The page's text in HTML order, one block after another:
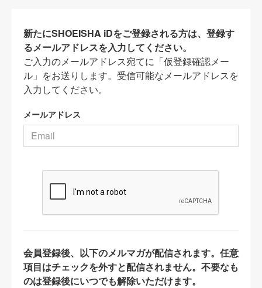
新たにSHOEISHA iDをご登録される方は、登録す
るメールアドレスを入力してください。
ご入力のメールアドレス宛てに「仮登録確認メー
ル」をお送りします。受信可能なメールアドレスを
入力してください。
メールアドレス
会員登録後、以下のメルマガが配信されます。任意
項目はチェックを外すと配信されません。不要なも
のは登録後にいつでも解除いただけます。